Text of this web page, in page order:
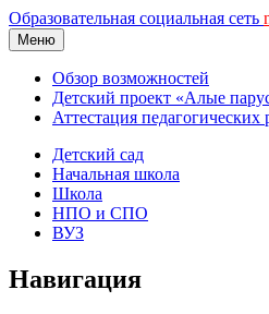
Образовательная социальная сеть
Меню
Обзор возможностей
Детский проект «Алые
Аттестация педагогических
Детский сад
Начальная школа
Школа
НПО и СПО
ВУЗ
Навигация